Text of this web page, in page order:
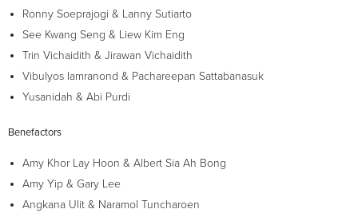
Ronny Soeprajogi & Lanny Sutiarto
See Kwang Seng & Liew Kim Eng
Trin Vichaidith & Jirawan Vichaidith
Vibulyos Iamranond & Pachareepan Sattabanasuk
Yusanidah & Abi Purdi
Benefactors
Amy Khor Lay Hoon & Albert Sia Ah Bong
Amy Yip & Gary Lee
Angkana Ulit & Naramol Tuncharoen